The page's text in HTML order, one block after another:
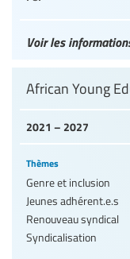
Voir les
2021 – 2027
African Young
Thèmes
Genre et inclusion
Jeunes adhérent.e.s
Renouveau syndical
Syndicalisation